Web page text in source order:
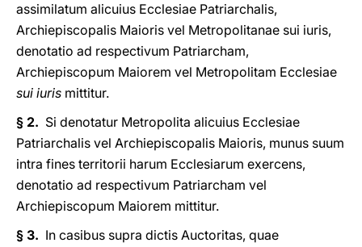
assimilatum alicuius Ecclesiae Patriarchalis,
Archiepiscopalis Maioris vel Metropolitanae sui iuris,
denotatio ad respectivum Patriarcham,
Archiepiscopum Maiorem vel Metropolitam Ecclesiae
sui iuris mittitur.
§ 2. Si denotatur Metropolita alicuius Ecclesiae
Patriarchalis vel Archiepiscopalis Maioris, munus suum
intra fines territorii harum Ecclesiarum exercens,
denotatio ad respectivum Patriarcham vel
Archiepiscopum Maiorem mittitur.
§ 3. In casibus supra dictis Auctoritas, quae